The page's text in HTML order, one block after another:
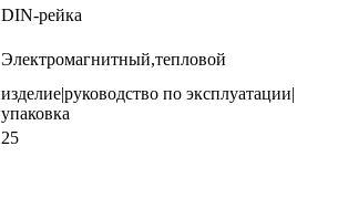
DIN-рейка
Электромагнитный,тепловой
изделие|руководство по эксплуатации|
упаковка
25